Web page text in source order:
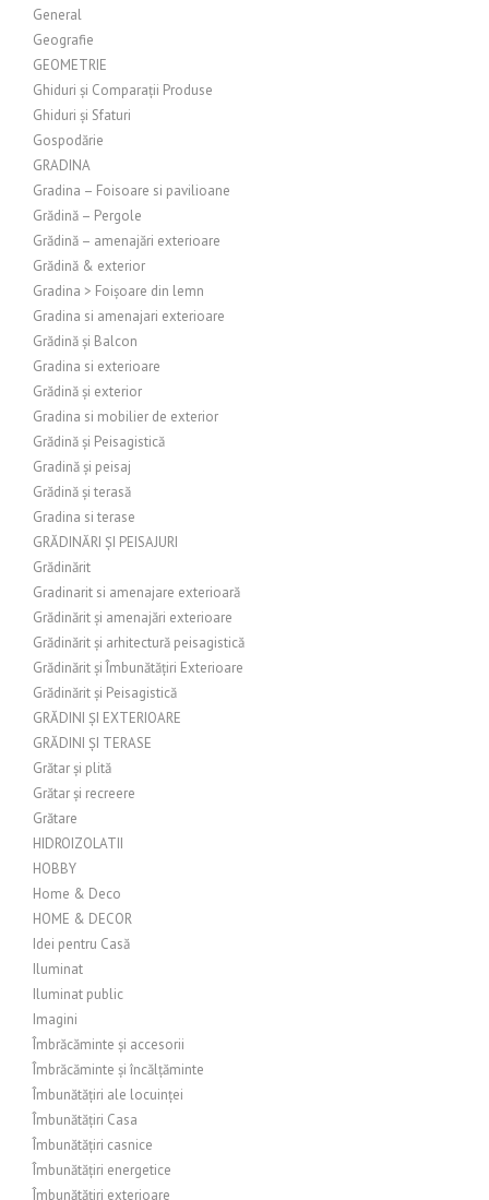
General
Geografie
GEOMETRIE
Ghiduri și Comparații Produse
Ghiduri și Sfaturi
Gospodărie
GRADINA
Gradina – Foisoare si pavilioane
Grădină – Pergole
Grădină – amenajări exterioare
Grădină & exterior
Gradina > Foișoare din lemn
Gradina si amenajari exterioare
Grădină și Balcon
Gradina si exterioare
Grădină și exterior
Gradina si mobilier de exterior
Grădină și Peisagistică
Gradină și peisaj
Grădină și terasă
Gradina si terase
GRĂDINĂRI ȘI PEISAJURI
Grădinărit
Gradinarit si amenajare exterioară
Grădinărit și amenajări exterioare
Grădinărit și arhitectură peisagistică
Grădinărit și Îmbunătățiri Exterioare
Grădinărit și Peisagistică
GRĂDINI ȘI EXTERIOARE
GRĂDINI ȘI TERASE
Grătar și plită
Grătar și recreere
Grătare
HIDROIZOLATII
HOBBY
Home & Deco
HOME & DECOR
Idei pentru Casă
Iluminat
Iluminat public
Imagini
Îmbrăcăminte și accesorii
Îmbrăcăminte și încălțăminte
Îmbunătățiri ale locuinței
Îmbunătățiri Casa
Îmbunătățiri casnice
Îmbunătățiri energetice
Îmbunătățiri exterioare